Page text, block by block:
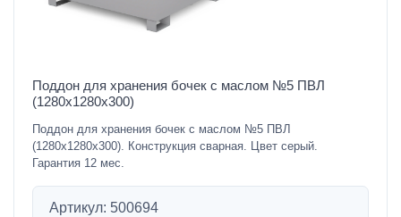
Поддон для хранения бочек с маслом №5 ПВЛ
(1280х1280х300)
Поддон для хранения бочек с маслом №5 ПВЛ
(1280х1280х300). Конструкция сварная. Цвет серый.
Гарантия 12 мес.
Артикул: 500694